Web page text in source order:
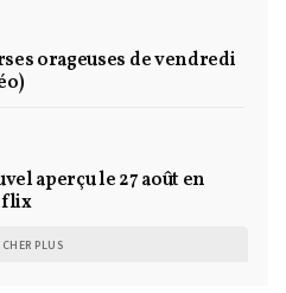
orageuses de vendredi
aperçu le 27 août en
PLUS